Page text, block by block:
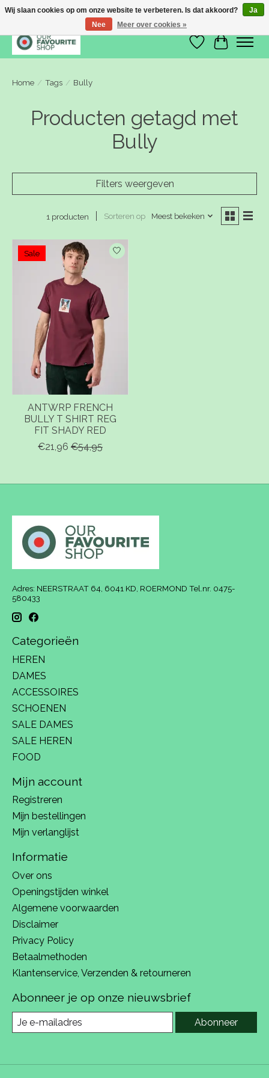
Verlanglijst
Home / Tags / Bully
Producten getagd met
Bully
Filters weergeven
1 producten Sorteren op Meest bekeken
Sale
ANTWRP FRENCH
BULLY T SHIRT REG
FIT SHADY RED
€21,96 €54,95
Adres: NEERSTRAAT 64, 6041 KD, ROERMOND Tel.nr. 0475-
580433
Categorieën
HEREN
DAMES
ACCESSOIRES
SCHOENEN
SALE DAMES
SALE HEREN
FOOD
Mijn account
Registreren
Mijn bestellingen
Mijn verlanglijst
Informatie
Over ons
Openingstijden winkel
Algemene voorwaarden
Disclaimer
Privacy Policy
Betaalmethoden
Klantenservice, Verzenden & retourneren
Abonneer je op onze nieuwsbrief
Abonneer
Wij slaan cookies op om onze website te verbeteren. Is dat akkoord?
Ja
Nee
Meer over cookies »